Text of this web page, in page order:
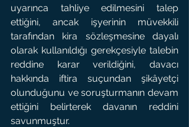
uyarınca tahliye edilmesini talep
ettiğini, ancak işyerinin müvekkili
tarafından kira sözleşmesine dayalı
olarak kullanıldığı gerekçesiyle talebin
reddine karar verildiğini, davacı
hakkında iftira suçundan şikâyetçi
olunduğunu ve soruşturmanın devam
ettiğini belirterek davanın reddini
savunmuştur.